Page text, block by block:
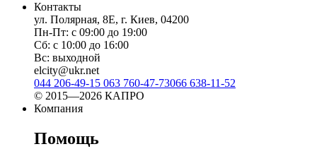
Контакты
ул. Полярная, 8Е, г. Киев, 04200
Пн-Пт: с 09:00 до 19:00
Сб: с 10:00 до 16:00
Вс: выходной
elcity@ukr.net
044 206-49-15 063 760-47-73066 638-11-52
© 2015—2026 КАПРО
Компания
Помощь